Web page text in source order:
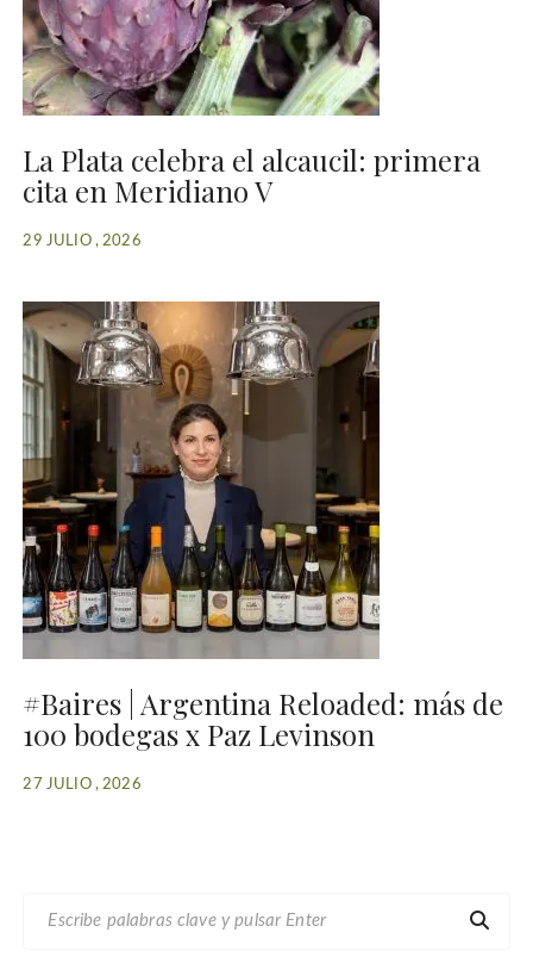
La Plata celebra el alcaucil: primera
cita en Meridiano V
29 JULIO , 2026
#Baires | Argentina Reloaded: más de
100 bodegas x Paz Levinson
27 JULIO , 2026